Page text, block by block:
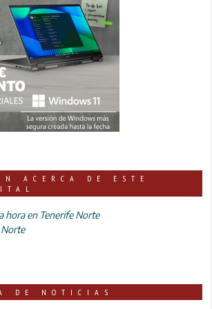
ACERCA DE ESTE
hora en Tenerife Norte
DE NOTICIAS